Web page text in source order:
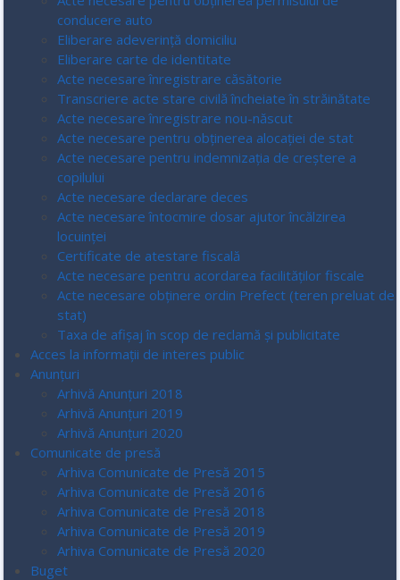
conducere auto
Eliberare adeverință domiciliu
Eliberare carte de identitate
Acte necesare înregistrare căsătorie
Transcriere acte stare civilă încheiate în străinătate
Acte necesare înregistrare nou-născut
Acte necesare pentru obținerea alocației de stat
Acte necesare pentru indemnizația de creștere a
copilului
Acte necesare declarare deces
Acte necesare întocmire dosar ajutor încălzirea
locuinței
Certificate de atestare fiscală
Acte necesare pentru acordarea facilităților fiscale
Acte necesare obținere ordin Prefect (teren preluat de
stat)
Taxa de afișaj în scop de reclamă și publicitate
Acces la informaţii de interes public
Anunțuri
Arhivă Anunțuri 2018
Arhivă Anunțuri 2019
Arhivă Anunțuri 2020
Comunicate de presă
Arhiva Comunicate de Presă 2015
Arhiva Comunicate de Presă 2016
Arhiva Comunicate de Presă 2018
Arhiva Comunicate de Presă 2019
Arhiva Comunicate de Presă 2020
Buget